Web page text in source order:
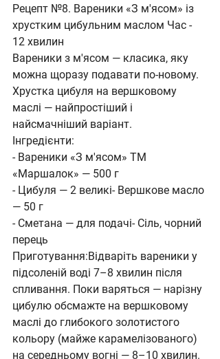
Рецепт №8. Вареники «З м'ясом» із
хрустким цибульним маслом Час -
12 хвилин
Вареники з м'ясом — класика, яку
можна щоразу подавати по-новому.
Хрустка цибуля на вершковому
маслі — найпростіший і
найсмачніший варіант.
Інгредієнти:
- Вареники «З м'ясом» ТМ
«Маршалок» — 500 г
- Цибуля — 2 великі- Вершкове масло
— 50 г
- Сметана — для подачі- Сіль, чорний
перець
Приготування:Відваріть вареники у
підсоленій воді 7–8 хвилин після
спливання. Поки варяться — нарізну
цибулю обсмажте на вершковому
маслі до глибокого золотистого
кольору (майже карамелізованого)
на середньому вогні — 8–10 хвилин.